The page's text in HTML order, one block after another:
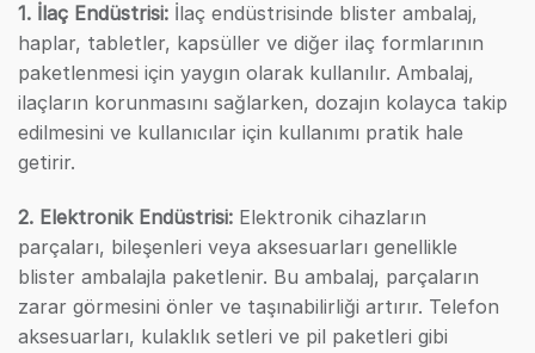
1. İlaç Endüstrisi: İlaç endüstrisinde blister ambalaj,
haplar, tabletler, kapsüller ve diğer ilaç formlarının
paketlenmesi için yaygın olarak kullanılır. Ambalaj,
ilaçların korunmasını sağlarken, dozajın kolayca takip
edilmesini ve kullanıcılar için kullanımı pratik hale
getirir.
2. Elektronik Endüstrisi: Elektronik cihazların
parçaları, bileşenleri veya aksesuarları genellikle
blister ambalajla paketlenir. Bu ambalaj, parçaların
zarar görmesini önler ve taşınabilirliği artırır. Telefon
aksesuarları, kulaklık setleri ve pil paketleri gibi